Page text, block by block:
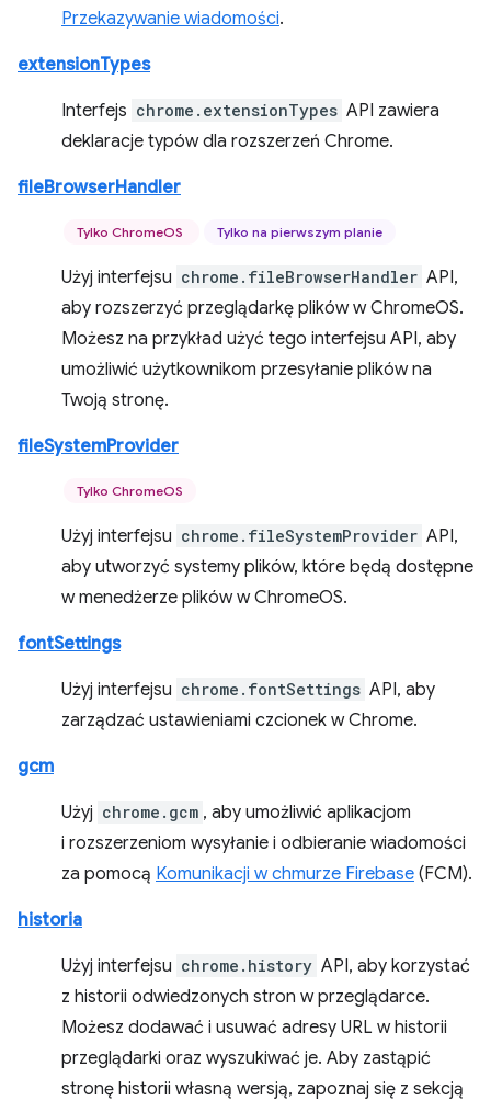
Przekazywanie wiadomości.
extensionTypes
Interfejs chrome.extensionTypes API zawiera
deklaracje typów dla rozszerzeń Chrome.
fileBrowserHandler
Tylko ChromeOS Tylko na pierwszym planie
Użyj interfejsu chrome.fileBrowserHandler API,
aby rozszerzyć przeglądarkę plików w ChromeOS.
Możesz na przykład użyć tego interfejsu API, aby
umożliwić użytkownikom przesyłanie plików na
Twoją stronę.
fileSystemProvider
Tylko ChromeOS
Użyj interfejsu chrome.fileSystemProvider API,
aby utworzyć systemy plików, które będą dostępne
w menedżerze plików w ChromeOS.
fontSettings
Użyj interfejsu chrome.fontSettings API, aby
zarządzać ustawieniami czcionek w Chrome.
gcm
Użyj chrome.gcm , aby umożliwić aplikacjom
i rozszerzeniom wysyłanie i odbieranie wiadomości
za pomocą Komunikacji w chmurze Firebase (FCM).
historia
Użyj interfejsu chrome.history API, aby korzystać
z historii odwiedzonych stron w przeglądarce.
Możesz dodawać i usuwać adresy URL w historii
przeglądarki oraz wyszukiwać je. Aby zastąpić
stronę historii własną wersją, zapoznaj się z sekcją